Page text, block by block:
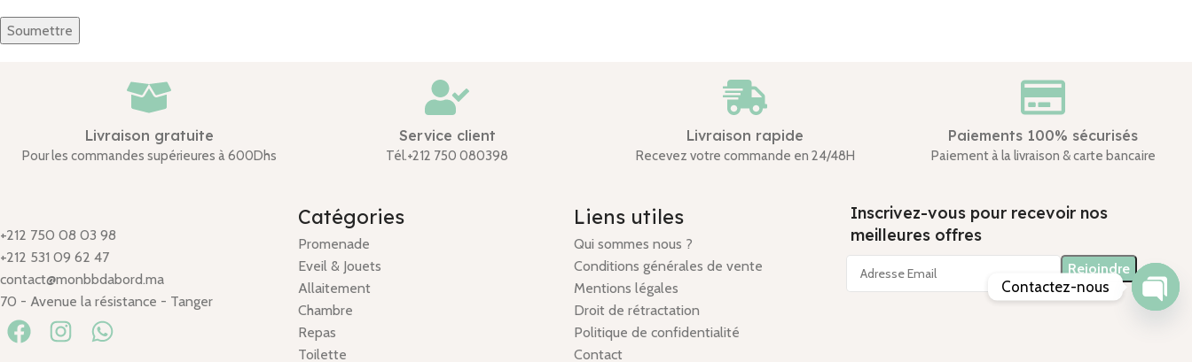
Livraison gratuite
Pour les commandes supérieures à 600Dhs
Service client
Tél.+212 750 080398
Livraison rapide
Recevez votre commande en 24/48H
Paiements 100% sécurisés
Paiement à la livraison & carte bancaire
+212 750 08 03 98
+212 531 09 62 47
contact@monbbdabord.ma
70 - Avenue la résistance - Tanger
Catégories
Promenade
Eveil & Jouets
Allaitement
Chambre
Repas
Toilette
Liens utiles
Qui sommes nous ?
Conditions générales de vente
Mentions légales
Droit de rétractation
Politique de confidentialité
Contact
Inscrivez-vous pour recevoir nos
meilleures offres
Contactez-nous